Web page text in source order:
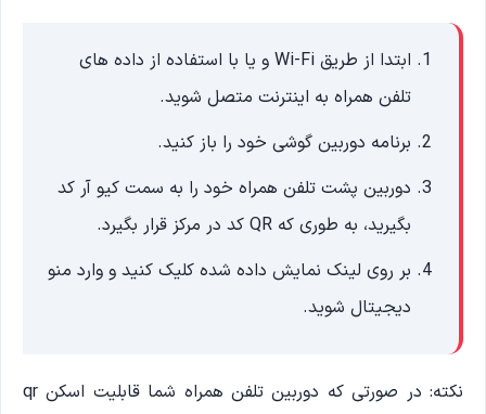
ابتدا از طریق Wi-Fi و یا با استفاده از داده های
تلفن همراه به اینترنت متصل شوید.
برنامه دوربین گوشی خود را باز کنید.
دوربین پشت تلفن همراه خود را به سمت کیو آر کد
بگیرید، به طوری که QR کد در مرکز قرار بگیرد.
بر روی لینک نمایش داده شده کلیک کنید و وارد منو
دیجیتال شوید.
نکته: در صورتی که دوربین تلفن همراه شما قابلیت اسکن qr